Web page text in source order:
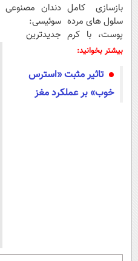
بازسازی کامل
سلول های مرده
پوست، با کرم
جوانساز
تخفیف)
دندان مصنوعی
سوئیسی:
جدیدترین
پرداخت قسطی
بیشتر بخوانید:
تاثیر مثبت «استرس‌
خوب» بر عملکرد مغز